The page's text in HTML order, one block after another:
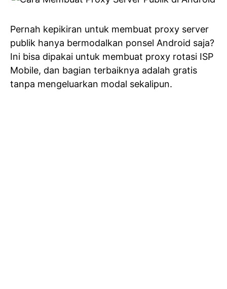
Pernah kepikiran untuk membuat proxy server
publik hanya bermodalkan ponsel Android saja?
Ini bisa dipakai untuk membuat proxy rotasi ISP
Mobile, dan bagian terbaiknya adalah gratis
tanpa mengeluarkan modal sekalipun.